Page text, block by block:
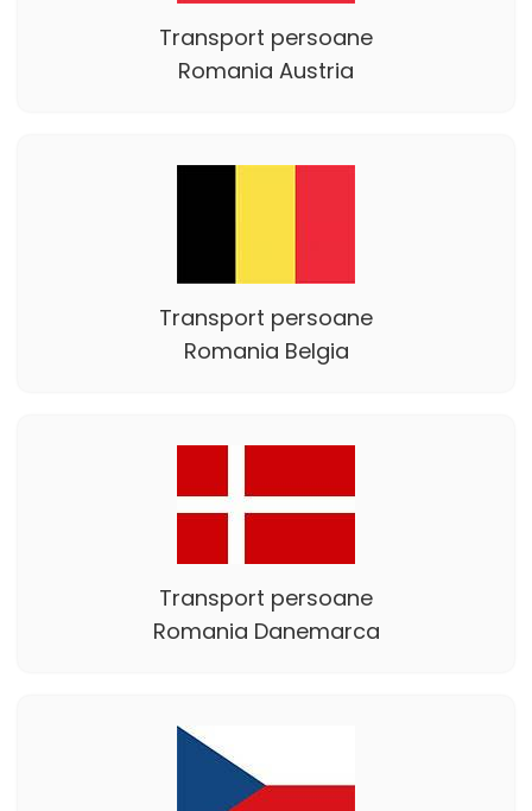
Transport persoane
Romania Austria
Transport persoane
Romania Belgia
Transport persoane
Romania Danemarca